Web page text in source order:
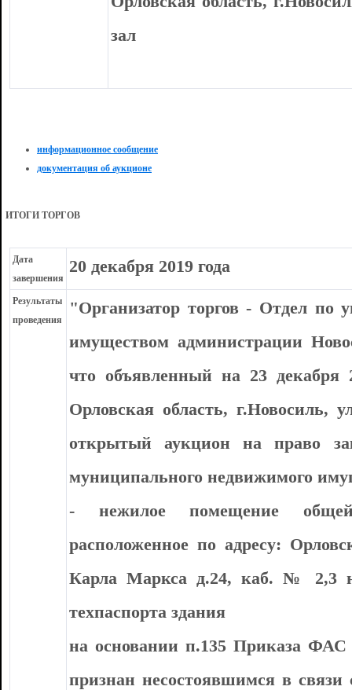
зал
информационное сообщение
документация об аукционе
ИТОГИ ТОРГОВ
Дата
завершения
20 декабря 2019 года
Результаты
проведения
"Организатор торгов - Отдел по
имуществом администрации
что объявленный на 23 декабря
Орловская область, г.Новосиль,
открытый аукцион на право
муниципального недвижимого
- нежилое помещение
расположенное по адресу:
Карла Маркса д.24, каб. № 2,3
техпаспорта здания
на основании п.135 Приказа ФАС
признан несостоявшимся в связи